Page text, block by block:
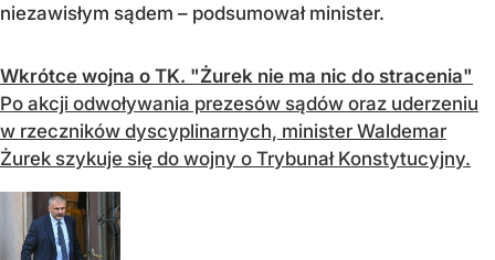
niezawisłym sądem – podsumował minister.
Wkrótce wojna o TK. "Żurek nie ma nic do stracenia"
Po akcji odwoływania prezesów sądów oraz uderzeniu
w rzeczników dyscyplinarnych, minister Waldemar
Żurek szykuje się do wojny o Trybunał Konstytucyjny.